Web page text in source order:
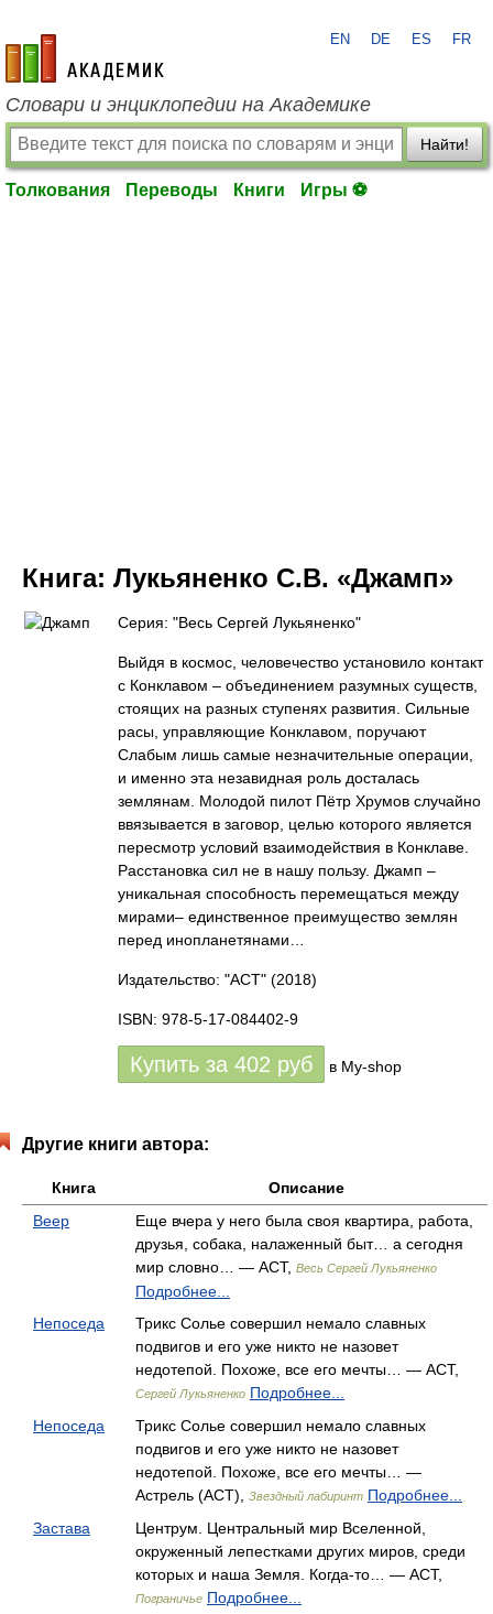
academic.ru
EN DE ES FR
Словари и энциклопедии на Академике
Найти!
Толкования Переводы Книги Игры ⚽
Книга: Лукьяненко С.В. «Джамп»
Серия: "Весь Сергей Лукьяненко"
Выйдя в космос, человечество установило контакт
с Конклавом – объединением разумных существ,
стоящих на разных ступенях развития. Сильные
расы, управляющие Конклавом, поручают
Слабым лишь самые незначительные операции,
и именно эта незавидная роль досталась
землянам. Молодой пилот Пётр Хрумов случайно
ввязывается в заговор, целью которого является
пересмотр условий взаимодействия в Конклаве.
Расстановка сил не в нашу пользу. Джамп –
уникальная способность перемещаться между
мирами– единственное преимущество землян
перед инопланетянами…
Издательство: "АСТ" (2018)
ISBN: 978-5-17-084402-9
Купить за 402 руб в My-shop
Другие книги автора:
Книга
Описание
Веер
Еще вчера у него была своя квартира, работа,
друзья, собака, налаженный быт… а сегодня
мир словно… — АСТ, Весь Сергей Лукьяненко
Подробнее...
Непоседа
Трикс Солье совершил немало славных
подвигов и его уже никто не назовет
недотепой. Похоже, все его мечты… — АСТ,
Сергей Лукьяненко Подробнее...
Непоседа
Трикс Солье совершил немало славных
подвигов и его уже никто не назовет
недотепой. Похоже, все его мечты… —
Астрель (АСТ),
Звездный лабиринт Подробнее...
Застава
Центрум. Центральный мир Вселенной,
окруженный лепестками других миров, среди
которых и наша Земля. Когда-то… — АСТ,
Пограничье Подробнее...